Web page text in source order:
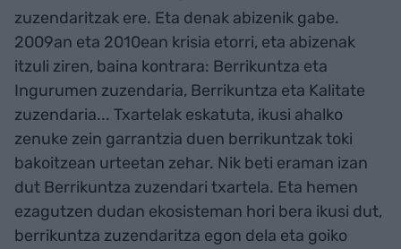
zuzendaritzak ere. Eta denak abizenik gabe.
2009an eta 2010ean krisia etorri, eta abizenak
itzuli ziren, baina kontrara: Berrikuntza eta
Ingurumen zuzendaria, Berrikuntza eta Kalitate
zuzendaria... Txartelak eskatuta, ikusi ahalko
zenuke zein garrantzia duen berrikuntzak toki
bakoitzean urteetan zehar. Nik beti eraman izan
dut Berrikuntza zuzendari txartela. Eta hemen
ezagutzen dudan ekosisteman hori bera ikusi dut,
berrikuntza zuzendaritza egon dela eta goiko